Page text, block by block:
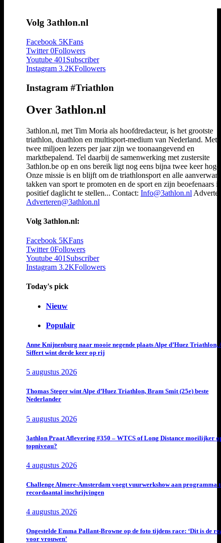
Volg 3athlon.nl
Facebook 5KFans
Twitter 0Followers
Youtube 401 Subscriber
Instagram 3.2KFollowers
Instagram #Triathlon
Over 3athlon.nl
3athlon.nl, met Tim Moria als hoofdredacteur, is het grootste
triathlon, duathlon en multisport-medium van Nederland. Met
twee miljoen lezers per jaar zijn we toonaangevend en
marktbepalend. Tel daarbij de samenwerking met zustersite
3athlon.be op en ons bereik ligt nog eens bijna twee keer
Onze missie is en blijft om de triathlonsport en alle
takken van sport te promoten en de sport en zijn beoefenaars
positief daglicht te stellen... Contact: Info@3athlon.nl
Adverteren@3athlon.nl
Volg 3athlon.nl:
Facebook 5KFans
Twitter 0Followers
Youtube 401 Subscriber
Instagram 3.2KFollowers
Today's pick
Nieuw
Populair
Anne Knijnenburg naar mooie negende plaats Alpe d’Huez Triathlon,
Siffert wint derde keer op rij
5 augustus 2026
Thomas Steger wint Alpe d’Huez Triathlon, Bram Smit (25e) beste
Nederlander
5 augustus 2026
3athlon Praat Aflevering #350 – WTCS of Long Distance moeilijker
topniveau?
4 augustus 2026
Challenge Almere-Amsterdam voegt vuurwerkshow aan programma
recordaantal inschrijvingen
4 augustus 2026
Ongestelde Emma Pallant-Browne op de foto tijdens race: ‘Dit is de
voor vrouwen’